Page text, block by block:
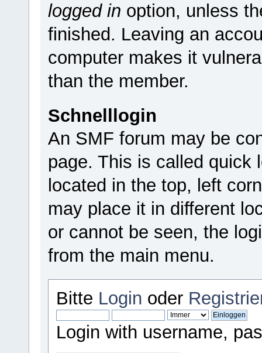
logged in option, unless
finished. Leaving an
computer makes it
than the member.
Schnelllogin
An SMF forum may be
page. This is called quick
located in the top, left
may place it in different
or cannot be seen, the
from the main menu.
Bitte Login oder
Login with username,